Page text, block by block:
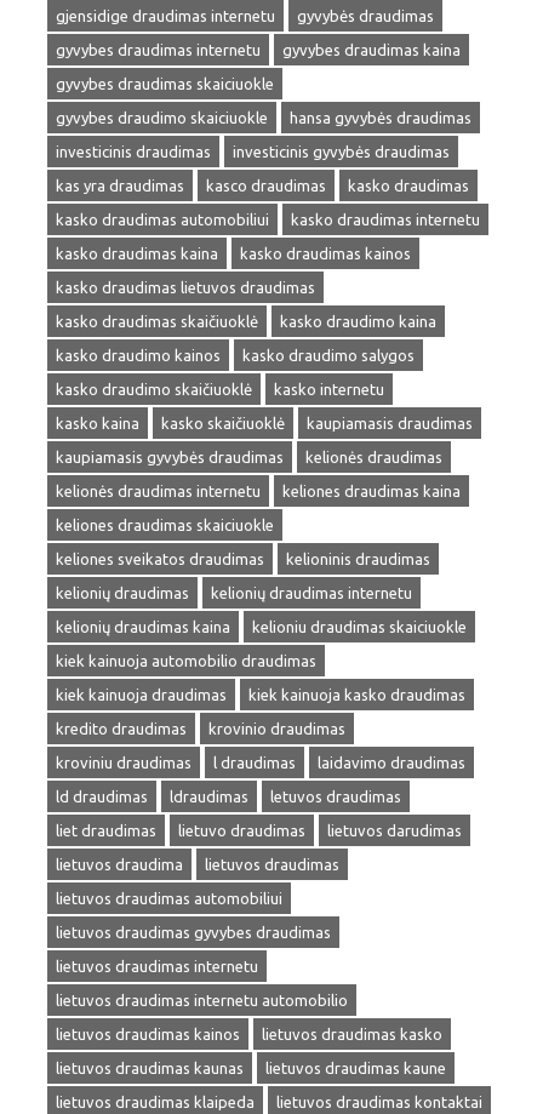
gjensidige draudimas internetu
gyvybės draudimas
gyvybes draudimas internetu
gyvybes draudimas kaina
gyvybes draudimas skaiciuokle
gyvybes draudimo skaiciuokle
hansa gyvybės draudimas
investicinis draudimas
investicinis gyvybės draudimas
kas yra draudimas
kasco draudimas
kasko draudimas
kasko draudimas automobiliui
kasko draudimas internetu
kasko draudimas kaina
kasko draudimas kainos
kasko draudimas lietuvos draudimas
kasko draudimas skaičiuoklė
kasko draudimo kaina
kasko draudimo kainos
kasko draudimo salygos
kasko draudimo skaičiuoklė
kasko internetu
kasko kaina
kasko skaičiuoklė
kaupiamasis draudimas
kaupiamasis gyvybės draudimas
kelionės draudimas
kelionės draudimas internetu
keliones draudimas kaina
keliones draudimas skaiciuokle
keliones sveikatos draudimas
kelioninis draudimas
kelionių draudimas
kelionių draudimas internetu
kelionių draudimas kaina
kelioniu draudimas skaiciuokle
kiek kainuoja automobilio draudimas
kiek kainuoja draudimas
kiek kainuoja kasko draudimas
kredito draudimas
krovinio draudimas
kroviniu draudimas
l draudimas
laidavimo draudimas
ld draudimas
ldraudimas
letuvos draudimas
liet draudimas
lietuvo draudimas
lietuvos darudimas
lietuvos draudima
lietuvos draudimas
lietuvos draudimas automobiliui
lietuvos draudimas gyvybes draudimas
lietuvos draudimas internetu
lietuvos draudimas internetu automobilio
lietuvos draudimas kainos
lietuvos draudimas kasko
lietuvos draudimas kaunas
lietuvos draudimas kaune
lietuvos draudimas klaipeda
lietuvos draudimas kontaktai